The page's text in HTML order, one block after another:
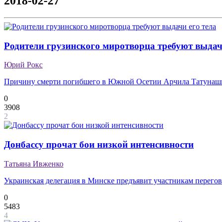
Родители грузинского миротворца требуют
Юрий Рокс
Причину смерти погибшего в Южной Осетии Арчила
0
3908
2
Донбассу прочат бои низкой интенсивности
Татьяна Ивженко
Украинская делегация в Минске предъявит участникам
0
5483
4